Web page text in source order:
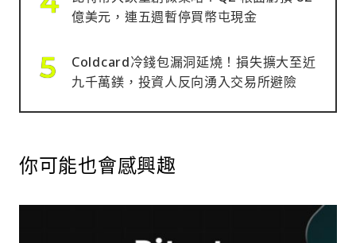
億美元，連五週暫停買幣屯現金
Coldcard冷錢包漏洞延燒！損失擴大至近
九千萬鎂，投資人反向湧入交易所避險
你可能也會感興趣